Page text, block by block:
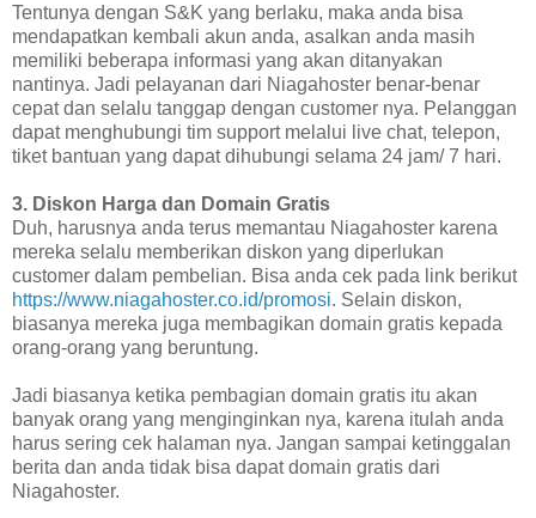
Tentunya dengan S&K yang berlaku, maka anda bisa
mendapatkan kembali akun anda, asalkan anda masih
memiliki beberapa informasi yang akan ditanyakan
nantinya. Jadi pelayanan dari Niagahoster benar-benar
cepat dan selalu tanggap dengan customer nya. Pelanggan
dapat menghubungi tim support melalui live chat, telepon,
tiket bantuan yang dapat dihubungi selama 24 jam/ 7 hari.
3. Diskon Harga dan Domain Gratis
Duh, harusnya anda terus memantau Niagahoster karena
mereka selalu memberikan diskon yang diperlukan
customer dalam pembelian. Bisa anda cek pada link berikut
https://www.niagahoster.co.id/promosi. Selain diskon,
biasanya mereka juga membagikan domain gratis kepada
orang-orang yang beruntung.
Jadi biasanya ketika pembagian domain gratis itu akan
banyak orang yang menginginkan nya, karena itulah anda
harus sering cek halaman nya. Jangan sampai ketinggalan
berita dan anda tidak bisa dapat domain gratis dari
Niagahoster.